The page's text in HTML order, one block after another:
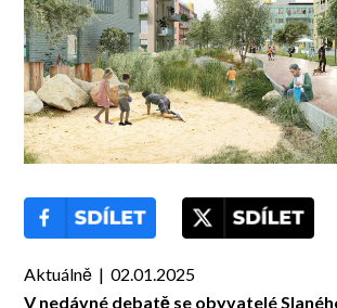
Aktuálně | 02.01.2025
V nedávné debatě se obyvatelé